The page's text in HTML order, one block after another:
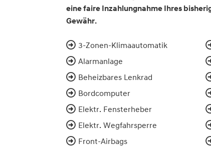
eine faire Inzahlungnahme Ihres
Gewähr.
3-Zonen-Klimaautomatik
Alarmanlage
Beheizbares Lenkrad
Bordcomputer
Elektr. Fensterheber
Elektr. Wegfahrsperre
Front-Airbags